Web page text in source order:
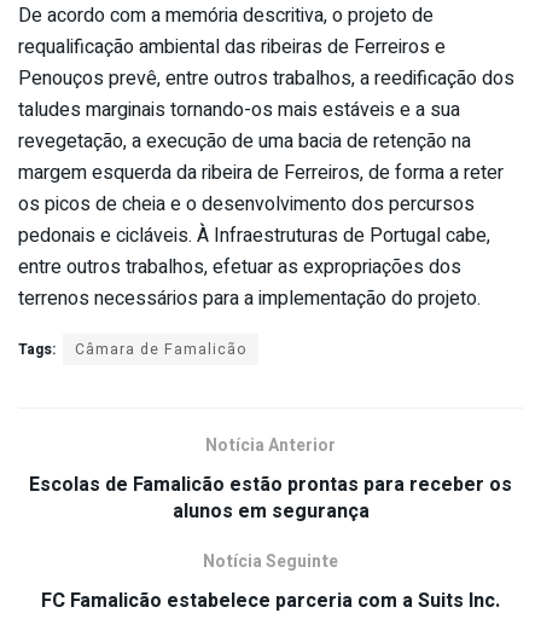
De acordo com a memória descritiva, o projeto de
requalificação ambiental das ribeiras de Ferreiros e
Penouços prevê, entre outros trabalhos, a reedificação dos
taludes marginais tornando-os mais estáveis e a sua
revegetação, a execução de uma bacia de retenção na
margem esquerda da ribeira de Ferreiros, de forma a reter
os picos de cheia e o desenvolvimento dos percursos
pedonais e cicláveis. À Infraestruturas de Portugal cabe,
entre outros trabalhos, efetuar as expropriações dos
terrenos necessários para a implementação do projeto.
Tags: Câmara de Famalicão
Notícia Anterior
Escolas de Famalicão estão prontas para receber os
alunos em segurança
Notícia Seguinte
FC Famalicão estabelece parceria com a Suits Inc.